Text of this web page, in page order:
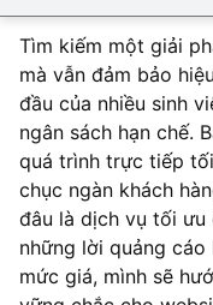
Tìm kiếm một giải
mà vẫn đảm bảo
đầu của nhiều sinh
ngân sách hạn chế.
quá trình trực tiếp
chục ngàn khách
đâu là dịch vụ tối
những lời quảng cáo
mức giá, mình sẽ